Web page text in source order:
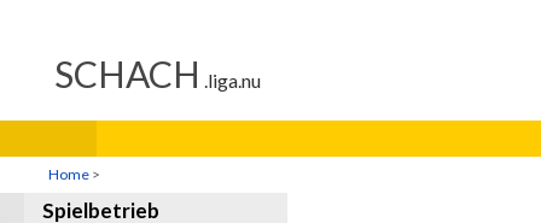
Home >
Spielbetrieb